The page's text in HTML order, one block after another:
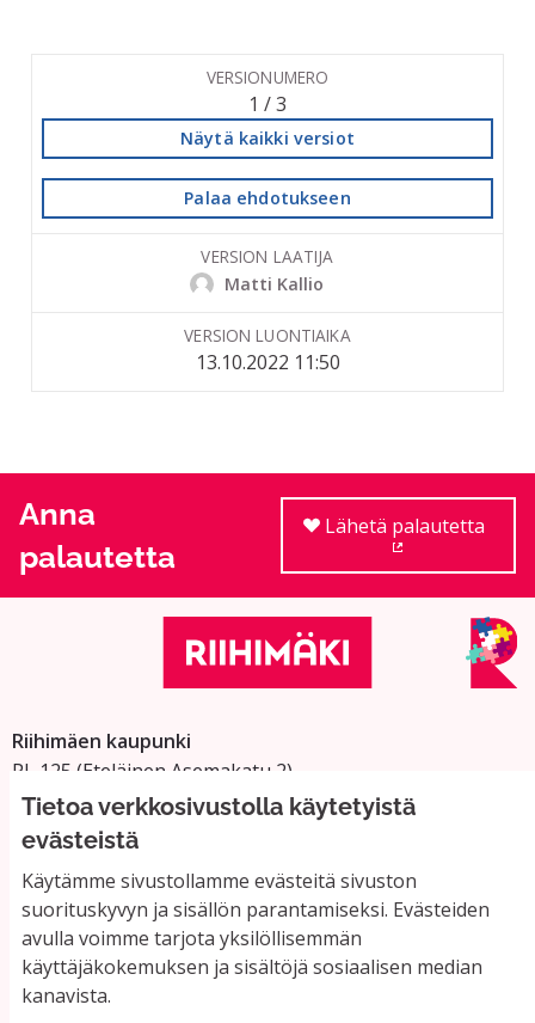
Tietoa verkkosivustolla käytetyistä
evästeistä
Käytämme sivustollamme evästeitä sivuston
suorituskyvyn ja sisällön parantamiseksi. Evästeiden
avulla voimme tarjota yksilöllisemmän
käyttäjäkokemuksen ja sisältöjä sosiaalisen median
kanavista.
VERSIONUMERO
1 / 3
Näytä kaikki versiot
Palaa ehdotukseen
VERSION LAATIJA
Matti Kallio
VERSION LUONTIAIKA
13.10.2022 11:50
Anna
palautetta
Lähetä palautetta
Riihimäen kaupunki
PL 125 (Eteläinen Asemakatu 2)
11101 Riihimäki
Vaihde: 019 758 4000
Sähköpostiosoitteet:
etunimi.sukunimi@riihimaki.fi
Yhteystiedot ja usein kysyttyä
Käyttöehdot